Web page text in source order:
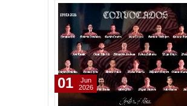
01
Jun
2026